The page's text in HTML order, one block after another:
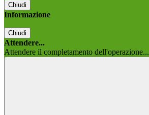
Chiudi
Informazione
Chiudi
Attendere...
Attendere il completamento dell'operazione...